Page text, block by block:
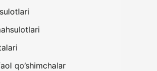
qo’shimchalar